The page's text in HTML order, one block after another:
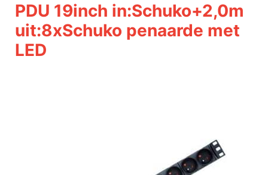
PDU 19inch in:Schuko+2,0m
uit:8xSchuko penaarde met
LED